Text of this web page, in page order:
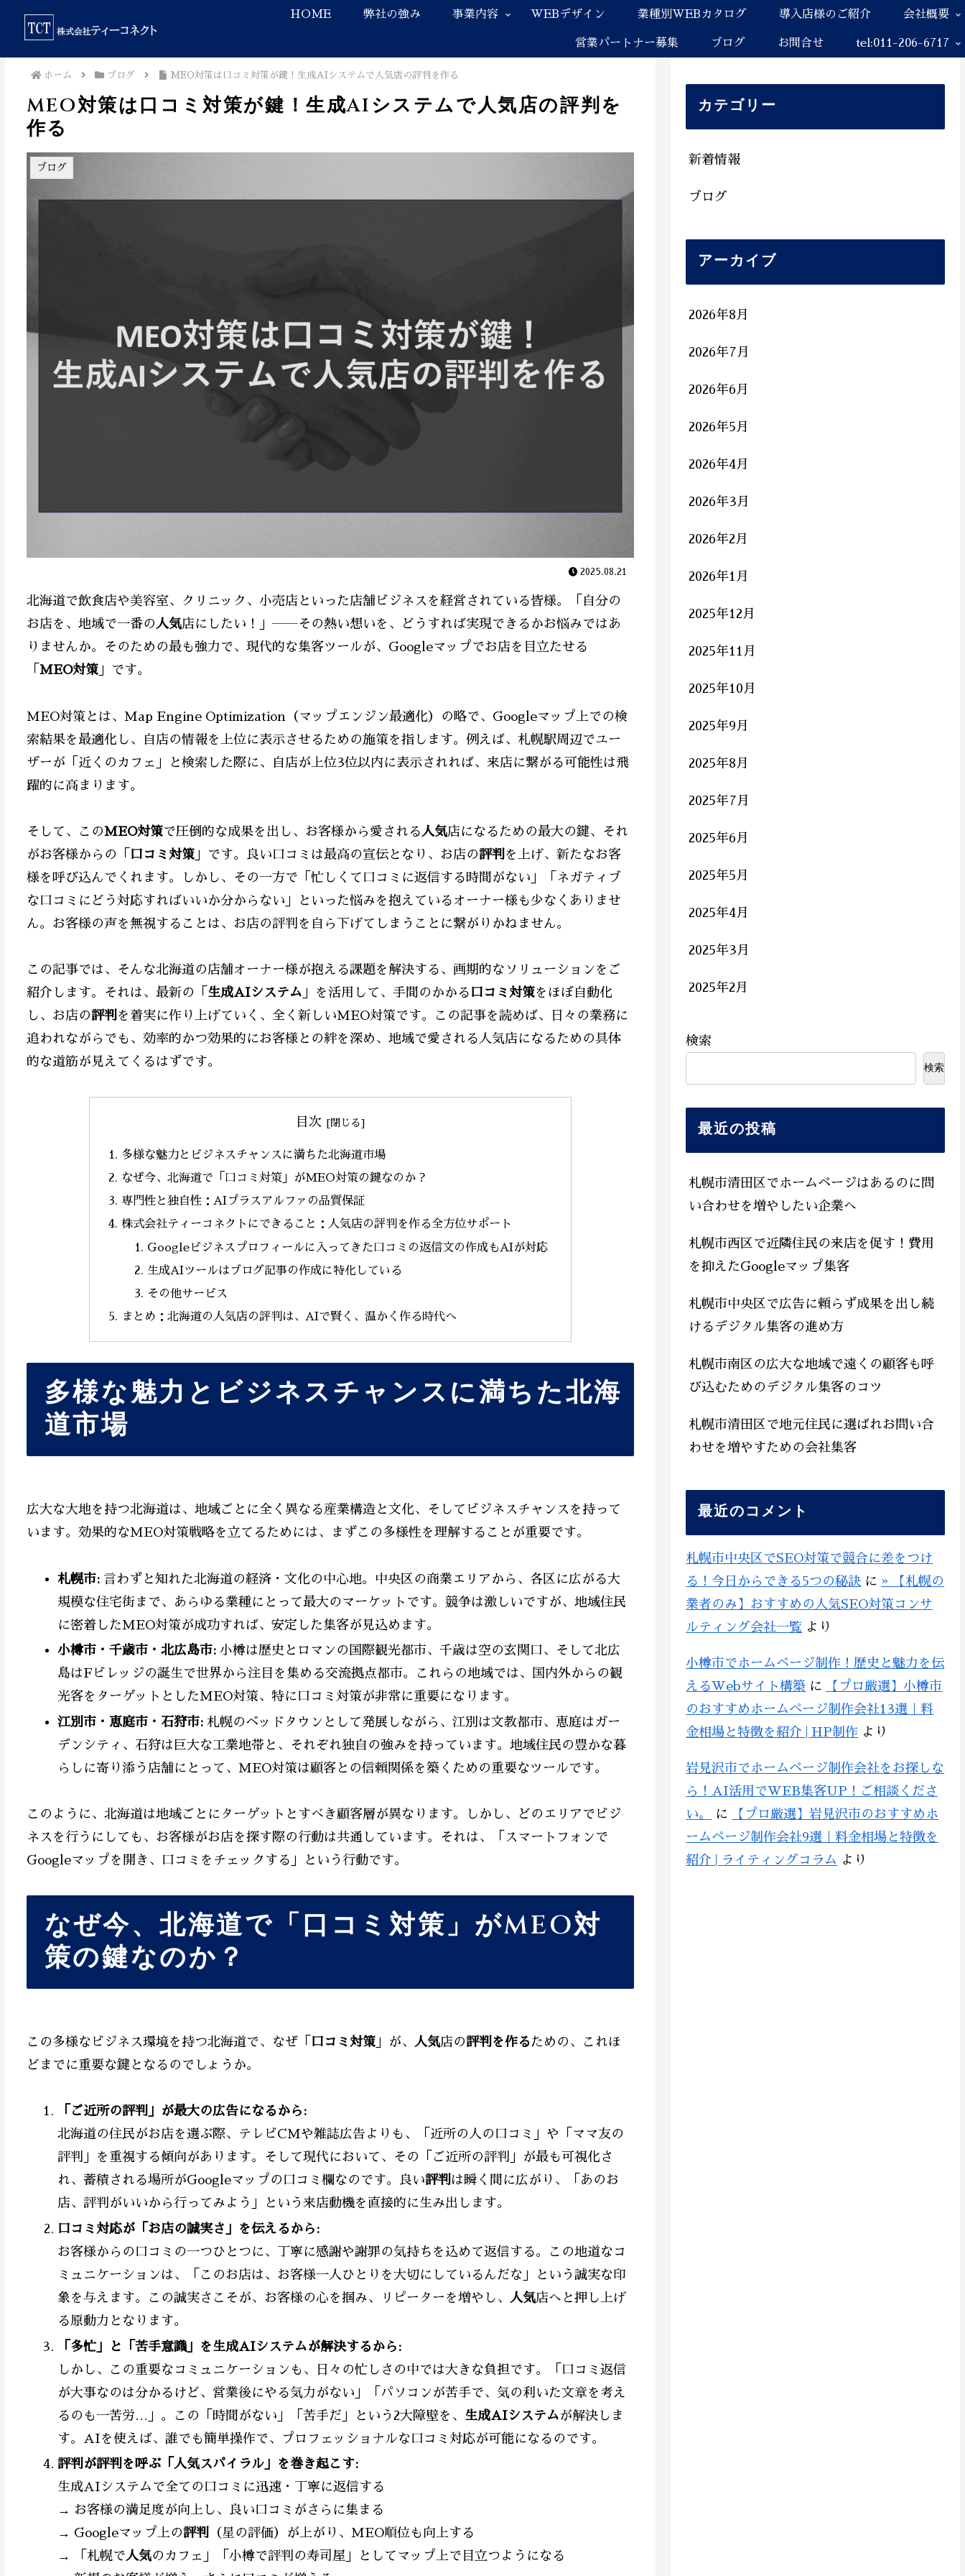
HOME 弊社の強み 事業内容 WEBデザイン 業種別WEBカタログ 導入店様のご紹介 会社概要
営業パートナー募集 ブログ お問合せ tel:011-206-6717
ホーム ブログ MEO対策は口コミ対策が鍵！生成AIシステムで人気店の評判を作る
MEO対策は口コミ対策が鍵！生成AIシステムで人気店の評判を
作る
ブログ
2025.08.21
北海道で飲食店や美容室、クリニック、小売店といった店舗ビジネスを経営されている皆様。「自分の
お店を、地域で一番の 人気店にしたい！」――その熱い想いを、どうすれば実現できるかお悩みではあ
りませんか。そのための最も強力で、現代的な集客ツールが、Googleマップでお店を目立たせる
「 MEO対策」です。
MEO対策とは、Map Engine Optimization（マップエンジン最適化）の略で、Googleマップ上での検
索結果を最適化し、自店の情報を上位に表示させるための施策を指します。例えば、札幌駅周辺でユー
ザーが「近くのカフェ」と検索した際に、自店が上位3位以内に表示されれば、来店に繋がる可能性は飛
躍的に高まります。
そして、このMEO対策で圧倒的な成果を出し、お客様から愛される 人気店になるための最大の鍵、それ
がお客様からの「 口コミ対策」です。良い口コミは最高の宣伝となり、お店の評判 を上げ、新たなお客
様を呼び込んでくれます。しかし、その一方で「忙しくて口コミに返信する時間がない」「ネガティブ
な口コミにどう対応すればいいか分からない」といった悩みを抱えているオーナー様も少なくありませ
ん。お客様の声を無視することは、お店の評判を自ら下げてしまうことに繋がりかねません。
この記事では、そんな北海道の店舗オーナー様が抱える課題を解決する、画期的なソリューションをご
紹介します。それは、最新の「 生成AIシステム 」を活用して、手間のかかる 口コミ対策をほぼ自動化
し、お店の評判 を着実に作り上げていく、全く新しいMEO対策です。この記事を読めば、日々の業務に
追われながらでも、効率的かつ効果的にお客様との絆を深め、地域で愛される人気店になるための具体
的な道筋が見えてくるはずです。
目次
多様な魅力とビジネスチャンスに満ちた北海道市場
なぜ今、北海道で「口コミ対策」がMEO対策の鍵なのか？
専門性と独自性：AIプラスアルファの品質保証
株式会社ティーコネクトにできること：人気店の評判を作る全方位サポート
Googleビジネスプロフィールに入ってきた口コミの返信文の作成もAIが対応
生成AIツールはブログ記事の作成に特化している
その他サービス
まとめ：北海道の人気店の評判は、AIで賢く、温かく作る時代へ
多様な魅力とビジネスチャンスに満ちた北海
道市場
広大な大地を持つ北海道は、地域ごとに全く異なる産業構造と文化、そしてビジネスチャンスを持って
います。効果的なMEO対策戦略を立てるためには、まずこの多様性を理解することが重要です。
札幌市: 言わずと知れた北海道の経済・文化の中心地。中央区の商業エリアから、各区に広がる大
規模な住宅街まで、あらゆる業種にとって最大のマーケットです。競争は激しいですが、地域住民
に密着したMEO対策が成功すれば、安定した集客が見込めます。
小樽市・千歳市・北広島市: 小樽は歴史とロマンの国際観光都市、千歳は空の玄関口、そして北広
島はFビレッジの誕生で世界から注目を集める交流拠点都市。これらの地域では、国内外からの観
光客をターゲットとしたMEO対策、特に口コミ対策が非常に重要になります。
江別市・恵庭市・石狩市: 札幌のベッドタウンとして発展しながら、江別は文教都市、恵庭はガー
デンシティ、石狩は巨大な工業地帯と、それぞれ独自の強みを持っています。地域住民の豊かな暮
らしに寄り添う店舗にとって、MEO対策は顧客との信頼関係を築くための重要なツールです。
このように、北海道は地域ごとにターゲットとすべき顧客層が異なります。しかし、どのエリアでビジ
ネスを行うにしても、お客様がお店を探す際の行動は共通しています。それは、「スマートフォンで
Googleマップを開き、口コミをチェックする」という行動です。
なぜ今、北海道で「口コミ対策」がMEO対
策の鍵なのか？
この多様なビジネス環境を持つ北海道で、なぜ「 口コミ対策」が、 人気店の評判を作る ための、これほ
どまでに重要な鍵となるのでしょうか。
「ご近所の評判」が最大の広告になるから:
北海道の住民がお店を選ぶ際、テレビCMや雑誌広告よりも、「近所の人の口コミ」や「ママ友の
評判」を重視する傾向があります。そして現代において、その「ご近所の評判」が最も可視化さ
れ、蓄積される場所がGoogleマップの口コミ欄なのです。良い評判 は瞬く間に広がり、「あのお
店、評判がいいから行ってみよう」という来店動機を直接的に生み出します。
口コミ対応が「お店の誠実さ」を伝えるから:
お客様からの口コミの一つひとつに、丁寧に感謝や謝罪の気持ちを込めて返信する。この地道なコ
ミュニケーションは、「このお店は、お客様一人ひとりを大切にしているんだな」という誠実な印
象を与えます。この誠実さこそが、お客様の心を掴み、リピーターを増やし、 人気店へと押し上げ
る原動力となります。
「多忙」と「苦手意識」を生成AIシステムが解決するから:
しかし、この重要なコミュニケーションも、日々の忙しさの中では大きな負担です。「口コミ返信
が大事なのは分かるけど、営業後にやる気力がない」「パソコンが苦手で、気の利いた文章を考え
るのも一苦労…」。この「時間がない」「苦手だ」という2大障壁を、 生成AIシステムが解決しま
す。AIを使えば、誰でも簡単操作で、プロフェッショナルな口コミ対応が可能になるのです。
評判が評判を呼ぶ「人気スパイラル」を巻き起こす:
生成AIシステムで全ての口コミに迅速・丁寧に返信する
→ お客様の満足度が向上し、良い口コミがさらに集まる
→ Googleマップ上の評判
（星の評価）が上がり、MEO順位も向上する
→ 「札幌で人気のカフェ」「小樽で評判の寿司屋」としてマップ上で目立つようになる
カテゴリー
新着情報
ブログ
アーカイブ
2026年8月
2026年7月
2026年6月
2026年5月
2026年4月
2026年3月
2026年2月
2026年1月
2025年12月
2025年11月
2025年10月
2025年9月
2025年8月
2025年7月
2025年6月
2025年5月
2025年4月
2025年3月
2025年2月
検索
検索
最近の投稿
札幌市清田区でホームページはあるのに問
い合わせを増やしたい企業へ
札幌市西区で近隣住民の来店を促す！費用
を抑えたGoogleマップ集客
札幌市中央区で広告に頼らず成果を出し続
けるデジタル集客の進め方
札幌市南区の広大な地域で遠くの顧客も呼
び込むためのデジタル集客のコツ
札幌市清田区で地元住民に選ばれお問い合
わせを増やすための会社集客
最近のコメント
札幌市中央区でSEO対策で競合に差をつけ
る！今日からできる5つの秘訣 に » 【札幌の
業者のみ】おすすめの人気SEO対策コンサ
ルティング会社一覧 より
小樽市でホームページ制作！歴史と魅力を伝
えるWebサイト構築 に
【プロ厳選】小樽市
のおすすめホームページ制作会社13選｜料
金相場と特徴を紹介 | HP制作 より
岩見沢市でホームページ制作会社をお探しな
ら！AI活用でWEB集客UP！ご相談くださ
い。
に
【プロ厳選】岩見沢市のおすすめホ
ームページ制作会社9選｜料金相場と特徴を
紹介 | ライティングコラム より